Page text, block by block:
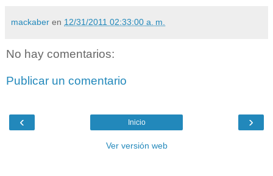
mackaber en 12/31/2011 02:33:00 a. m.
No hay comentarios:
Publicar un comentario
‹ ›
Inicio
Ver versión web